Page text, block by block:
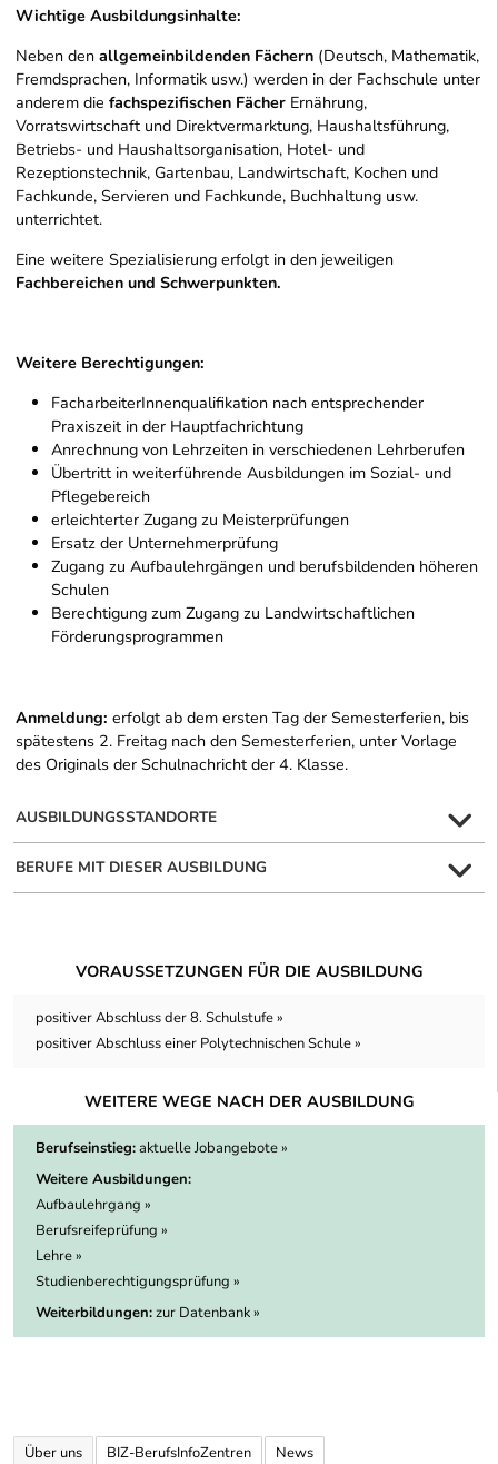
Wichtige Ausbildungsinhalte:
Neben den allgemeinbildenden Fächern (Deutsch, Mathematik,
Fremdsprachen, Informatik usw.) werden in der Fachschule unter
anderem die fachspezifischen Fächer Ernährung,
Vorratswirtschaft und Direktvermarktung, Haushaltsführung,
Betriebs- und Haushaltsorganisation, Hotel- und
Rezeptionstechnik, Gartenbau, Landwirtschaft, Kochen und
Fachkunde, Servieren und Fachkunde, Buchhaltung usw.
unterrichtet.
Eine weitere Spezialisierung erfolgt in den jeweiligen
Fachbereichen und Schwerpunkten.
Weitere Berechtigungen:
FacharbeiterInnenqualifikation nach entsprechender
Praxiszeit in der Hauptfachrichtung
Anrechnung von Lehrzeiten in verschiedenen Lehrberufen
Übertritt in weiterführende Ausbildungen im Sozial- und
Pflegebereich
erleichterter Zugang zu Meisterprüfungen
Ersatz der Unternehmerprüfung
Zugang zu Aufbaulehrgängen und berufsbildenden höheren
Schulen
Berechtigung zum Zugang zu Landwirtschaftlichen
Förderungsprogrammen
Anmeldung: erfolgt ab dem ersten Tag der Semesterferien, bis
spätestens 2. Freitag nach den Semesterferien, unter Vorlage
des Originals der Schulnachricht der 4. Klasse.
AUSBILDUNGSSTANDORTE
BERUFE MIT DIESER AUSBILDUNG
VORAUSSETZUNGEN FÜR DIE AUSBILDUNG
positiver Abschluss der 8. Schulstufe »
positiver Abschluss einer Polytechnischen Schule »
WEITERE WEGE NACH DER AUSBILDUNG
Berufseinstieg:aktuelle Jobangebote »
Weitere Ausbildungen:
Aufbaulehrgang »
Berufsreifeprüfung »
Lehre »
Studienberechtigungsprüfung »
Weiterbildungen:zur Datenbank »
Über uns BIZ-BerufsInfoZentren News